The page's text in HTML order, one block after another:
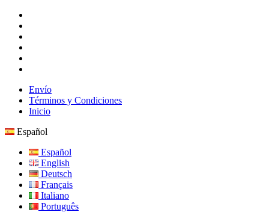
Envío
Términos y Condiciones
Inicio
Español
Español
English
Deutsch
Français
Italiano
Português